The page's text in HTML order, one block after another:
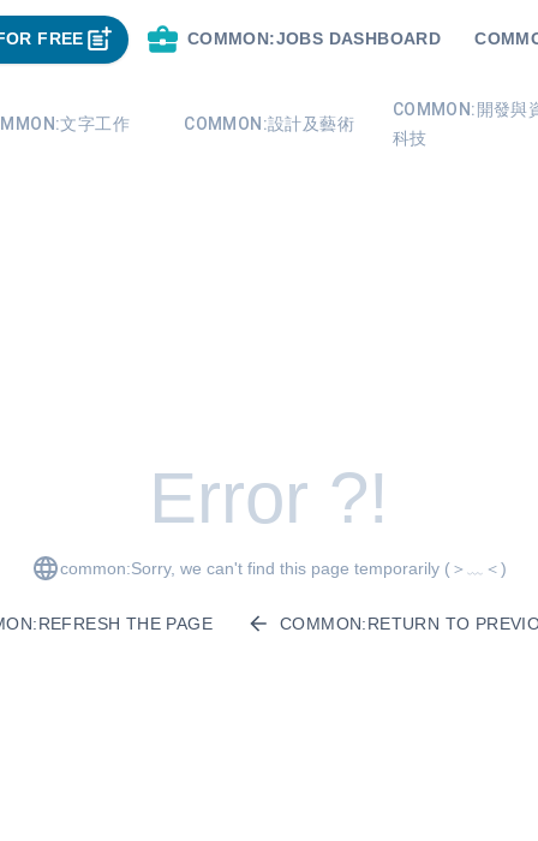
FREE COMMON:JOBS DASHBOARD
文字工作 COMMON:設計及藝術
COMMON:開發與
科技
Error ?!
common:Sorry, we can't find this page temporarily (＞﹏＜)
THE PAGE COMMON:RETURN TO